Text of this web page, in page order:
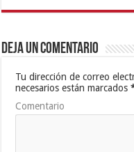
Deja un comentario
Tu dirección de correo
necesarios están marcados
Comentario